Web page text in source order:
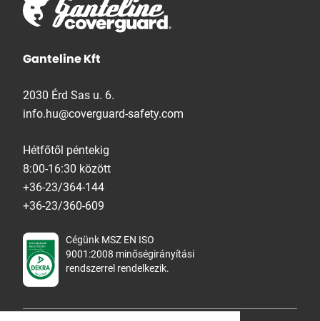
Ganteline Kft
2030 Érd Sas u. 6.
info.hu@coverguard-safety.com
Hétfőtől péntekig
8:00-16:30 között
+36-23/364-144
+36-23/360-609
Cégünk MSZ EN ISO
9001:2008 minőségirányítási
rendszerrel rendelkezik.